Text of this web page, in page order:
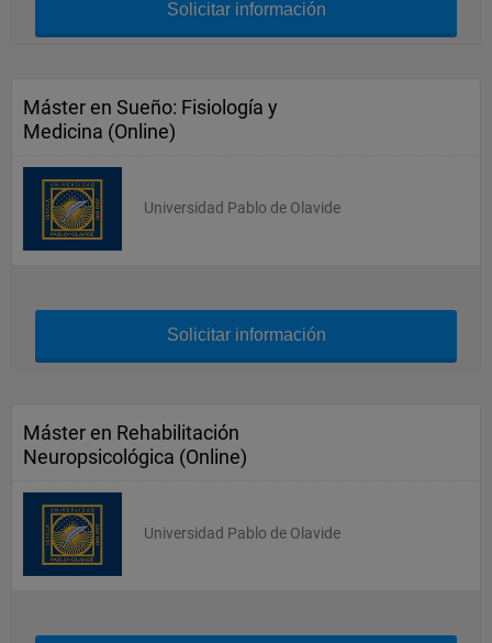
Solicitar información
Máster en Sueño: Fisiología y
Medicina (Online)
Universidad Pablo de Olavide
Solicitar información
Máster en Rehabilitación
Neuropsicológica (Online)
Universidad Pablo de Olavide